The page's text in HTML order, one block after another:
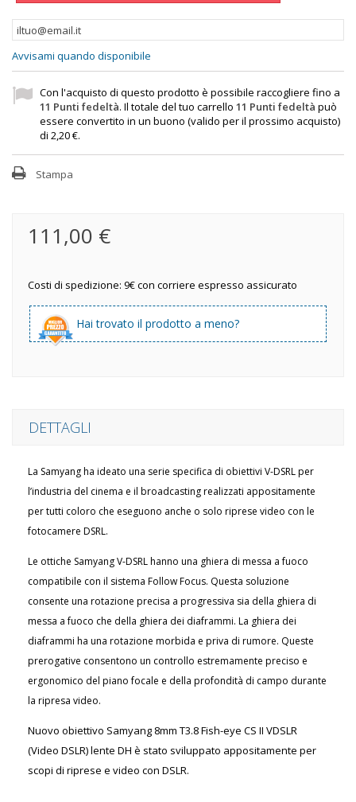
Avvisami quando disponibile
Con l'acquisto di questo prodotto è possibile raccogliere fino a
11 Punti fedeltà. Il totale del tuo carrello 11 Punti fedeltà può
essere convertito in un buono (valido per il prossimo acquisto)
di 2,20 €.
Stampa
111,00 €
Costi di spedizione: 9€ con corriere espresso assicurato
Hai trovato il prodotto a meno?
DETTAGLI
La Samyang ha ideato una serie specifica di obiettivi V-DSRL per
l’industria del cinema e il broadcasting realizzati appositamente
per tutti coloro che eseguono anche o solo riprese video con le
fotocamere DSRL.
Le ottiche Samyang V-DSRL hanno una ghiera di messa a fuoco
compatibile con il sistema Follow Focus. Questa soluzione
consente una rotazione precisa a progressiva sia della ghiera di
messa a fuoco che della ghiera dei diaframmi. La ghiera dei
diaframmi ha una rotazione morbida e priva di rumore. Queste
prerogative consentono un controllo estremamente preciso e
ergonomico del piano focale e della profondità di campo durante
la ripresa video.
Nuovo obiettivo Samyang 8mm T3.8 Fish-eye CS II VDSLR
(Video DSLR) lente DH è stato sviluppato appositamente per
scopi di riprese e video con DSLR.